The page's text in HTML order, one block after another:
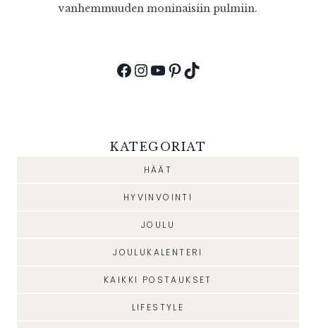
vanhemmuuden moninaisiin pulmiin.
Facebook
Instagram
YouTube
Pinterest
TikTok
KATEGORIAT
HÄÄT
HYVINVOINTI
JOULU
JOULUKALENTERI
KAIKKI POSTAUKSET
LIFESTYLE